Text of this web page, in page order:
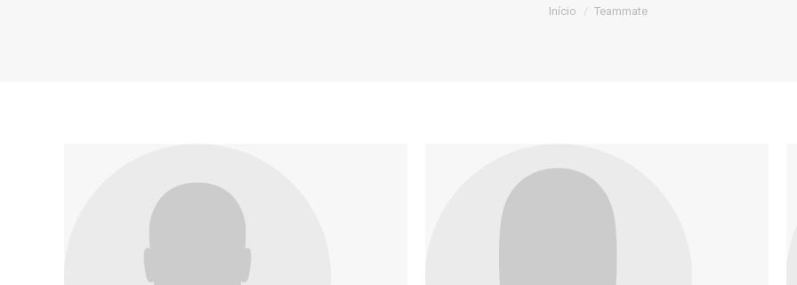
Você está aqui:
Início Teammate